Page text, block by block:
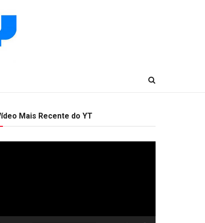
Mais Recente do YT